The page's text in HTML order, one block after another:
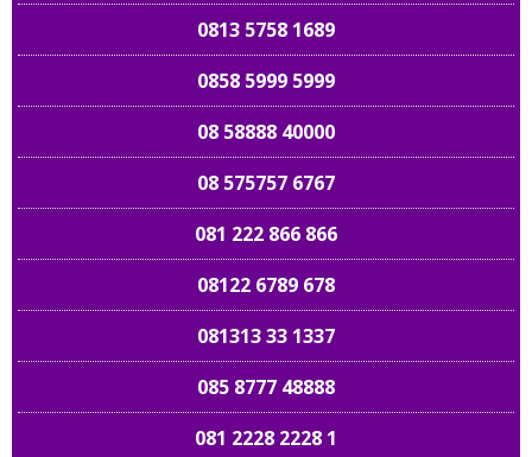
0813 5758 1689
0858 5999 5999
08 58888 40000
08 575757 6767
081 222 866 866
08122 6789 678
081313 33 1337
085 8777 48888
081 2228 2228 1